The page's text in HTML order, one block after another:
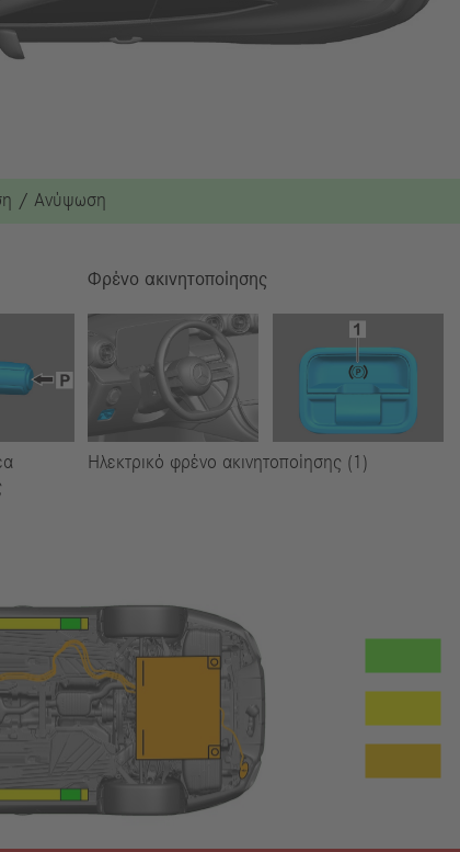
/ Ανύψωση
Φρένο ακινητοποίησης
Ηλεκτρικό φρένο ακινητοποίησης (1)